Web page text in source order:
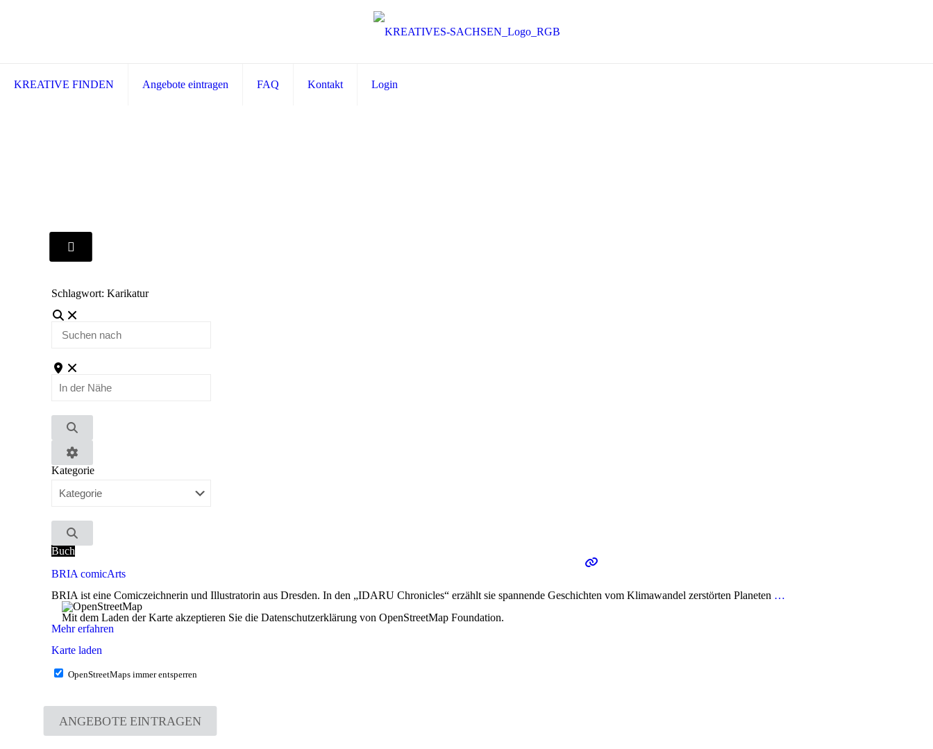
KREATIVE FINDEN Angebote eintragen FAQ Kontakt Login
Schlagwort: Karikatur
Suchen
In
Nähe
Suchen
Advanced
Filters
Kategorie
Suchen
Buch
BRIA comicArts
BRIA ist eine Comiczeichnerin und Illustratorin aus Dresden. In den „IDARU Chronicles“ erzählt sie spannende Geschichten vom Klimawandel zerstörten Planeten …
Mit dem Laden der Karte akzeptieren Sie die Datenschutzerklärung von OpenStreetMap Foundation.
Mehr erfahren
Karte laden
OpenStreetMaps immer entsperren
ANGEBOTE EINTRAGEN